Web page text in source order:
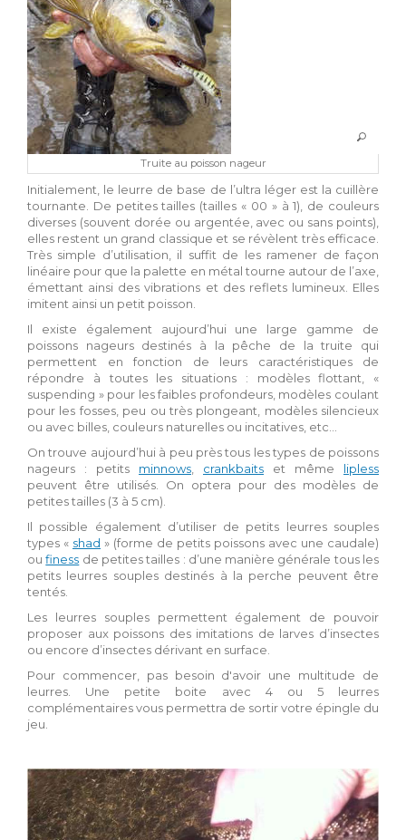
Truite au poisson nageur
Initialement, le leurre de base de l’ultra léger est la cuillère
tournante. De petites tailles (tailles « 00 » à 1), de couleurs
diverses (souvent dorée ou argentée, avec ou sans points),
elles restent un grand classique et se révèlent très efficace.
Très simple d’utilisation, il suffit de les ramener de façon
linéaire pour que la palette en métal tourne autour de l’axe,
émettant ainsi des vibrations et des reflets lumineux. Elles
imitent ainsi un petit poisson.
Il existe également aujourd’hui une large gamme de
poissons nageurs destinés à la pêche de la truite qui
permettent en fonction de leurs caractéristiques de
répondre à toutes les situations : modèles flottant, «
suspending » pour les faibles profondeurs, modèles coulant
pour les fosses, peu ou très plongeant, modèles silencieux
ou avec billes, couleurs naturelles ou incitatives, etc…
On trouve aujourd’hui à peu près tous les types de poissons
nageurs : petits minnows crankbaits et même lipless
peuvent être utilisés. On optera pour des modèles de
petites tailles (3 à 5 cm).
Il possible également d’utiliser de petits leurres souples
types « shad » (forme de petits poissons avec une caudale)
oufiness de petites tailles : d’une manière générale tous les
petits leurres souples destinés à la perche peuvent être
tentés.
Les leurres souples permettent également de pouvoir
proposer aux poissons des imitations de larves d’insectes
ou encore d’insectes dérivant en surface.
Pour commencer, pas besoin d'avoir une multitude de
leurres. Une petite boite avec 4 ou 5 leurres
complémentaires vous permettra de sortir votre épingle du
jeu.